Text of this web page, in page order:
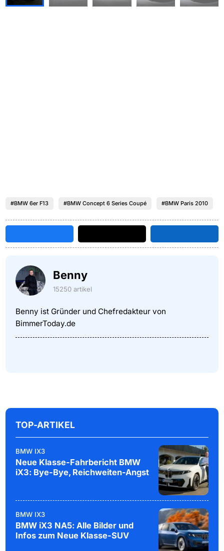
#BMW 6er F13 #BMW Concept 6 Series Coupé #BMW Paris 2010
Benny
15250 artikel
Benny ist Gründer und Chefredakteur von
BimmerToday.de
TOP-ARTIKEL
BMW IX3
Neue Klasse-Fahrbericht BMW
iX3: Bye-Bye, Reichweiten-Angst
BMW IX3
BMW iX3 NA5: Alle Bilder und
Infos zum Neue Klasse-SUV